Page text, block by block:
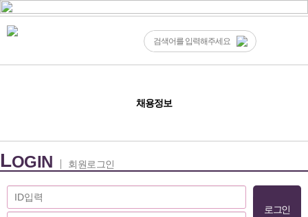
채용정보
LOGIN 회원로그인